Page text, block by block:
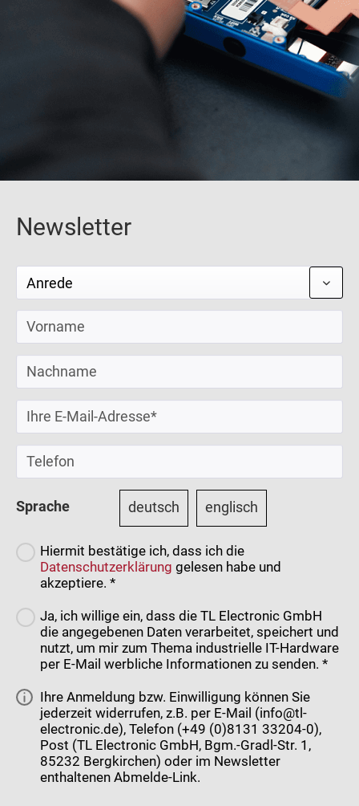
Newsletter
Sprache deutsch englisch
Hiermit bestätige ich, dass ich die
Datenschutzerklärung gelesen habe und
akzeptiere. *
Ja, ich willige ein, dass die TL Electronic GmbH
die angegebenen Daten verarbeitet, speichert und
nutzt, um mir zum Thema industrielle IT-Hardware
per E-Mail werbliche Informationen zu senden. *
Ihre Anmeldung bzw. Einwilligung können Sie
jederzeit widerrufen, z.B. per E-Mail (info@tl-
electronic.de), Telefon (+49 (0)8131 33204-0),
Post (TL Electronic GmbH, Bgm.-Gradl-Str. 1,
85232 Bergkirchen) oder im Newsletter
enthaltenen Abmelde-Link.